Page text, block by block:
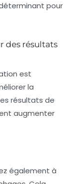
pour
des résultats
est
la
résultats de
augmenter
également à